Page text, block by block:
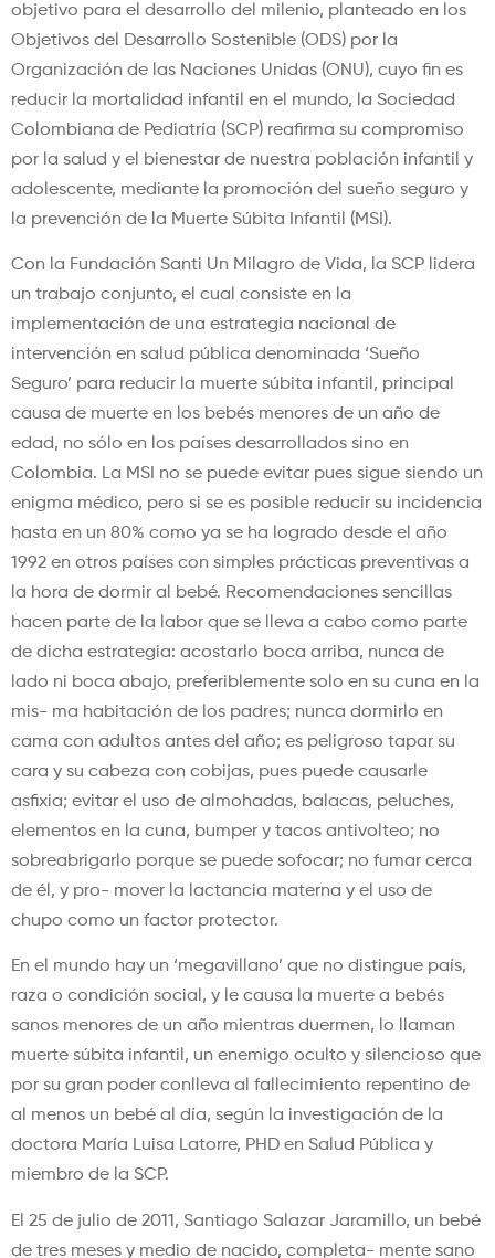
objetivo para el desarrollo del milenio, planteado en los
Objetivos del Desarrollo Sostenible (ODS) por la
Organización de las Naciones Unidas (ONU), cuyo fin es
reducir la mortalidad infantil en el mundo, la Sociedad
Colombiana de Pediatría (SCP) reafirma su compromiso
por la salud y el bienestar de nuestra población infantil y
adolescente, mediante la promoción del sueño seguro y
la prevención de la Muerte Súbita Infantil (MSI).
Con la Fundación Santi Un Milagro de Vida, la SCP lidera
un trabajo conjunto, el cual consiste en la
implementación de una estrategia nacional de
intervención en salud pública denominada ‘Sueño
Seguro’ para reducir la muerte súbita infantil, principal
causa de muerte en los bebés menores de un año de
edad, no sólo en los países desarrollados sino en
Colombia. La MSI no se puede evitar pues sigue siendo un
enigma médico, pero si se es posible reducir su incidencia
hasta en un 80% como ya se ha logrado desde el año
1992 en otros países con simples prácticas preventivas a
la hora de dormir al bebé. Recomendaciones sencillas
hacen parte de la labor que se lleva a cabo como parte
de dicha estrategia: acostarlo boca arriba, nunca de
lado ni boca abajo, preferiblemente solo en su cuna en la
mis- ma habitación de los padres; nunca dormirlo en
cama con adultos antes del año; es peligroso tapar su
cara y su cabeza con cobijas, pues puede causarle
asfixia; evitar el uso de almohadas, balacas, peluches,
elementos en la cuna, bumper y tacos antivolteo; no
sobreabrigarlo porque se puede sofocar; no fumar cerca
de él, y pro- mover la lactancia materna y el uso de
chupo como un factor protector.
En el mundo hay un ‘megavillano’ que no distingue país,
raza o condición social, y le causa la muerte a bebés
sanos menores de un año mientras duermen, lo llaman
muerte súbita infantil, un enemigo oculto y silencioso que
por su gran poder conlleva al fallecimiento repentino de
al menos un bebé al día, según la investigación de la
doctora María Luisa Latorre, PHD en Salud Pública y
miembro de la SCP.
El 25 de julio de 2011, Santiago Salazar Jaramillo, un bebé
de tres meses y medio de nacido, completa- mente sano